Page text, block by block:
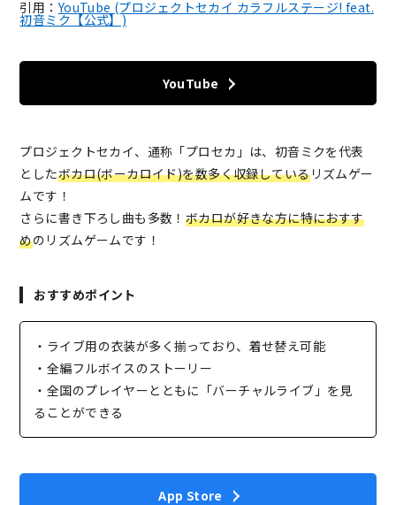
引用：YouTube (プロジェクトセカイ カラフルステージ! feat.
初音ミク【公式】)
YouTube
プロジェクトセカイ、通称「プロセカ」は、初音ミクを代表
としたボカロ(ボーカロイド)を数多く収録しているリズムゲー
ムです！
さらに書き下ろし曲も多数！ ボカロが好きな方に特におすす
めのリズムゲームです！
おすすめポイント
・ライブ用の衣装が多く揃っており、着せ替え可能
・全編フルボイスのストーリー
・全国のプレイヤーとともに「バーチャルライブ」を見
ることができる
App Store